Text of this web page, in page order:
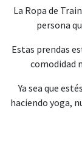
La Ropa de
persona
Estas prendas
comodidad
Ya sea que
haciendo yoga,